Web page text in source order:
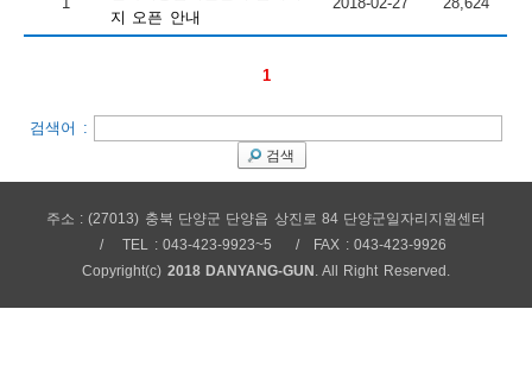
정
미
지 오픈 안내
1
검색어 :
검색
내
센
주소 : (27013) 충북 단양군 단양읍 상진로 84 단양군일자리지원센터
TEL : 043-423-9923~5
FAX : 043-423-9926
Copyright(c) 2018 DANYANG-GUN . All Right Reserved.